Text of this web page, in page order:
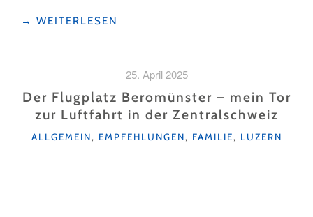
"MIT
→ WEITERLESEN
25. April 2025
Der Flugplatz Beromünster – mein Tor
zur Luftfahrt in der Zentralschweiz
KATEGORIEN
ALLGEMEIN, EMPFEHLUNGEN, FAMILIE, LUZERN